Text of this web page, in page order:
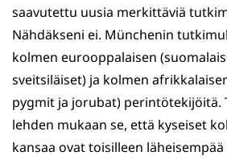
saavutettu uusia merkittäviä
Nähdäkseni ei. Münchenin
kolmen eurooppalaisen
sveitsiläiset) ja kolmen
pygmit ja jorubat) perintötekijöitä.
lehden mukaan se, että kyseiset
kansaa ovat toisilleen